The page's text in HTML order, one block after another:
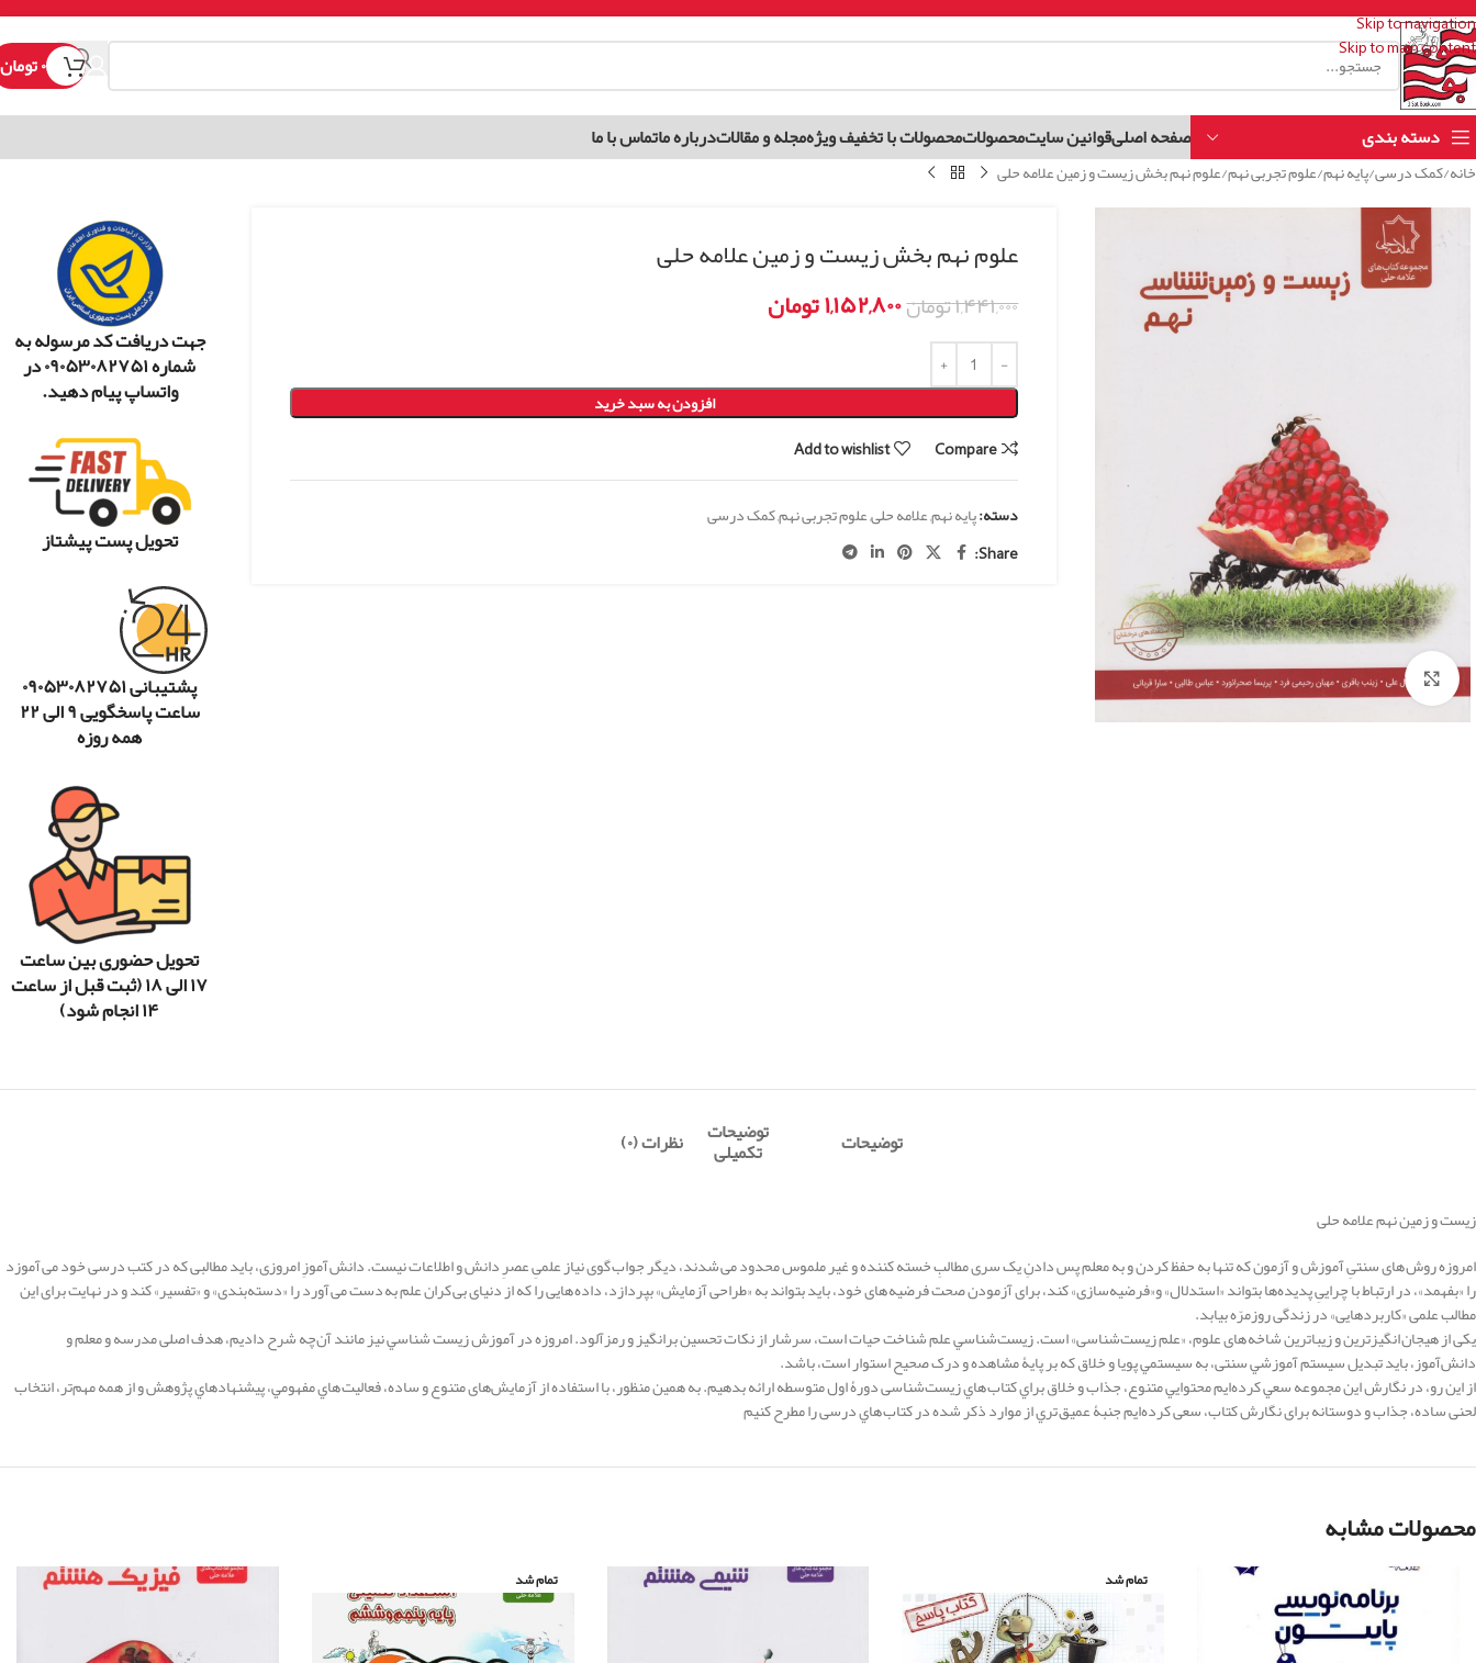
Skip to navigation
Skip to main content
۰تومان
دسته بندی صفحه اصلیقوانین سایتمحصولاتمحصولات با تخفیف ویژهمجله و مقالاتدرباره ماتماس با ما
خانه کمک درسی پایه نهم علوم تجربی نهم علوم نهم بخش زیست و زمین علامه حلی
Click to enlarge
علوم نهم بخش زیست و زمین علامه حلی
۱,۴۴۱,۰۰۰تومان۱,۱۵۲,۸۰۰تومان
افزودن به سبد خرید
Compare
Add to wishlist
دسته:پایه نهم,علامه حلی,علوم تجربی نهم,کمک درسی
Share:
جهت دریافت کد مرسوله به
شماره ۰۹۰۵۳۰۸۲۷۵۱ در
واتساپ پیام دهید.
تحویل پست پیشتاز
پشتیبانی ۰۹۰۵۳۰۸۲۷۵۱
ساعت پاسخگویی ۹ الی ۲۲
همه روزه
تحویل حضوری بین ساعت
۱۷ الی ۱۸ (ثبت قبل از ساعت
۱۴ انجام شود)
توضیحات توضیحات
تکمیلی نظرات (۰)
زیست و زمین نهم علامه حلی
امروزه روش های سنتیِ آموزش و آزمون که تنها به حفظ کردن و به معلم پس دادنِ یک سری مطالبِ خسته کننده و غیر ملموس محدود می شدند، دیگر جواب گوی نیاز علمیِ عصرِ دانش و اطلاعات نیست. دانش آموزِ امروزی، باید مطالبی که در کتب درسی خود می آموزد
را «بفهمد»، در ارتباط با چراییِ پدیده‌ها بتواند «استدلال» و«فرضیه‌سازی» کند، برای آزمودن صحت فرضیه های خود، باید بتواند به «طراحی آزمایش» بپردازد، داده هایی را که از دنیای بی کران علم به دست می آورد را «دسته‌بندی» و «تفسیر» کند و در نهایت برای این
مطالب علمی «کاربردهایی» در زندگی روزمرّه بیابد.
یکی از هیجان انگیزترین و زیباترین شاخه های علوم، «علم زیست‌شناسی» است. زيست‌شناسي علم شناخت حيات است، سرشار از نکات تحسين برانگيز و رمزآلود. امروزه در آموزش زيست شناسي نیز مانند آن‌چه شرح دادیم، هدف اصلی مدرسه و معلم و
دانش‌آموز، باید تبديل سيستم آموزشي سنتی، به سيستمي پويا و خلاق که بر پايۀ مشاهده و درک صحيح استوار است، باشد.
از این رو، در نگارش اين مجموعه سعي کرده‌ايم محتوایي متنوع، جذاب و خلاق براي کتاب هاي زیست‌شناسی دورۀ اول متوسطه ارائه بدهيم. به همین منظور، با استفاده از آزمايش‌های متنوع و ساده، فعاليت هاي مفهومي، پيشنهادهاي پژوهش و از همه مهم‌تر، انتخاب
لحنی ساده، جذاب و دوستانه برای نگارش کتاب، سعی کرده‌ایم جنبۀ عميق تري از موارد ذکر شده در کتاب هاي درسی را مطرح کنیم
محصولات مشابه
تمام شد تمام شد